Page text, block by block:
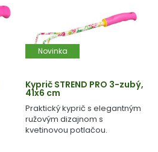
Novinka
Kyprič STREND PRO 3-zubý,
41x6 cm
Praktický kyprič s elegantným
ružovým dizajnom s
kvetinovou potlačou.